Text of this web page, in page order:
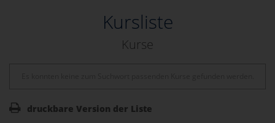
Kursliste
Kurse
druckbare Version der Liste